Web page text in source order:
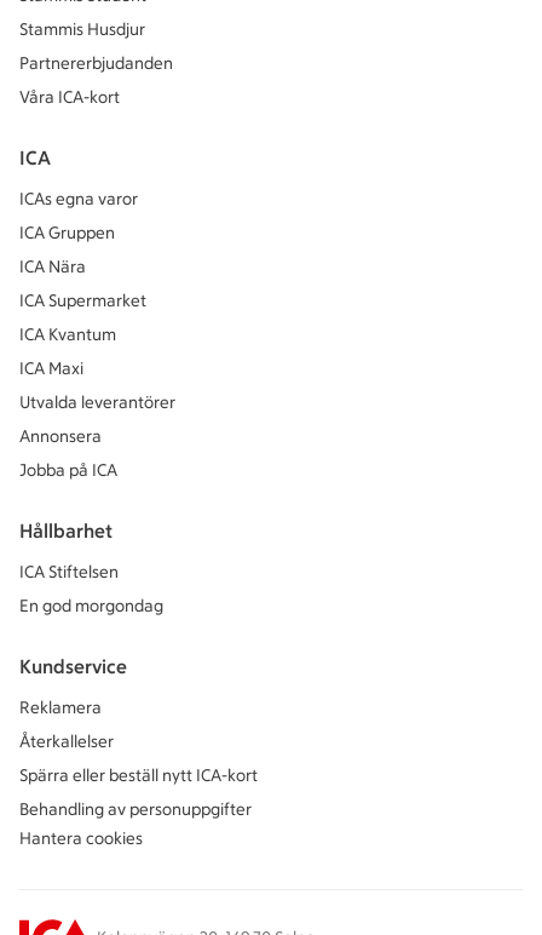
Stammis Husdjur
Partnererbjudanden
Våra ICA-kort
ICA
ICAs egna varor
ICA Gruppen
ICA Nära
ICA Supermarket
ICA Kvantum
ICA Maxi
Utvalda leverantörer
Annonsera
Jobba på ICA
Hållbarhet
ICA Stiftelsen
En god morgondag
Kundservice
Reklamera
Återkallelser
Spärra eller beställ nytt ICA-kort
Behandling av personuppgifter
Hantera cookies